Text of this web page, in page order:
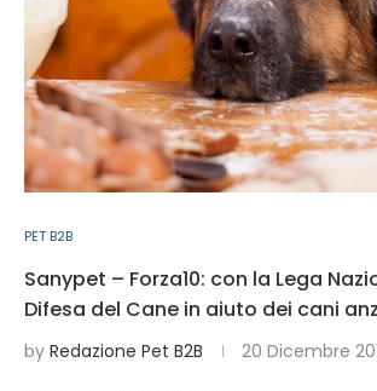
PET B2B
Sanypet – Forza10: con la Lega
Difesa del Cane in aiuto dei cani
by Redazione Pet B2B 20 Dicembre